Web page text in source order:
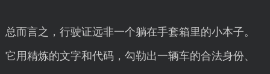
总而言之，行驶证远非一个躺在手套箱里的小本子。
它用精炼的文字和代码，勾勒出一辆车的合法身份、